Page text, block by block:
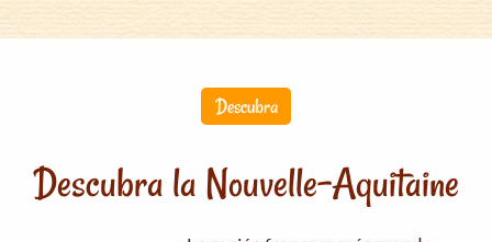
Descubra
Descubra la Nouvelle-Aquitaine